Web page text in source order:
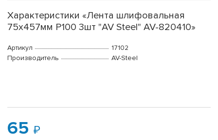
Характеристики «Лента шлифовальная
75х457мм Р100 3шт "AV Steel" AV-820410»
Артикул
17102
Производитель
AV-Steel
65